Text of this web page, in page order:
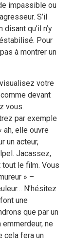
impassible ou
S’il
qu’il n’y
Pour
à montrer un
votre
devant
vous.
par exemple
ah, elle ouvre
un acteur,
Jacassez,
tout le film. Vous
» –
N’hésitez
une
que par un
emmerdeur, ne
cela fera un